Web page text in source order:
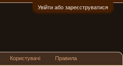
Увійти або зареєструватися
Користувачі Правила